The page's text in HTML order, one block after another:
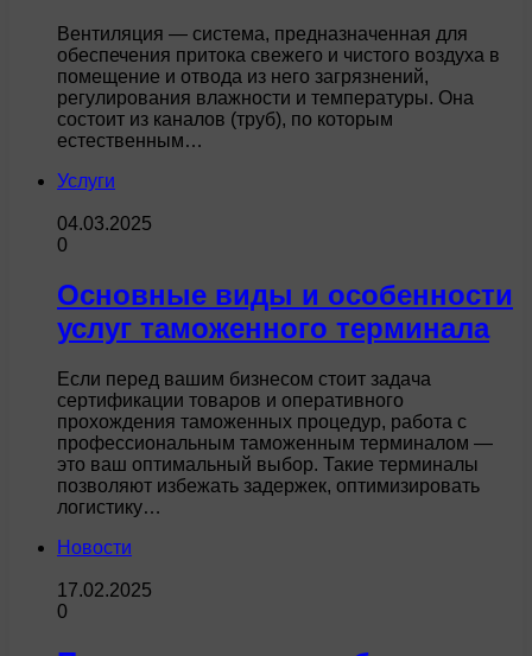
Вентиляция — система, предназначенная для
обеспечения притока свежего и чистого воздуха в
помещение и отвода из него загрязнений,
регулирования влажности и температуры. Она
состоит из каналов (труб), по которым
естественным…
Услуги
04.03.2025
0
Основные виды и особенности
услуг таможенного терминала
Если перед вашим бизнесом стоит задача
сертификации товаров и оперативного
прохождения таможенных процедур, работа с
профессиональным таможенным терминалом —
это ваш оптимальный выбор. Такие терминалы
позволяют избежать задержек, оптимизировать
логистику…
Новости
17.02.2025
0